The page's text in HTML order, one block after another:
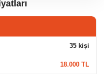
35 kişi
18.000 TL